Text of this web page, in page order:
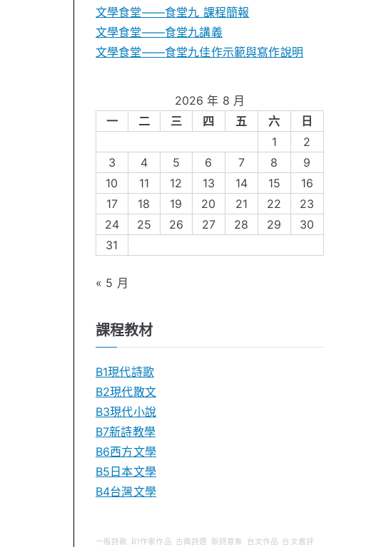
文學食堂——食堂九 課程簡報
文學食堂――食堂九講義
文學食堂——食堂九佳作示範與寫作說明
2026 年 8 月
一
二 三 四 五 六
日
1
2
3
4 5 6 7 8
9
10
11 12 13 14 15
16
17
18 19 20 21 22
23
24
25 26 27 28 29
30
31
« 5 月
課程教材
B1現代詩歌
B2現代散文
B3現代小說
B7新詩教學
B6西方文學
B5日本文學
B4台灣文學
一般詩歌 B1作家作品 古典詩選 新詩意象 台文作品 台文書評